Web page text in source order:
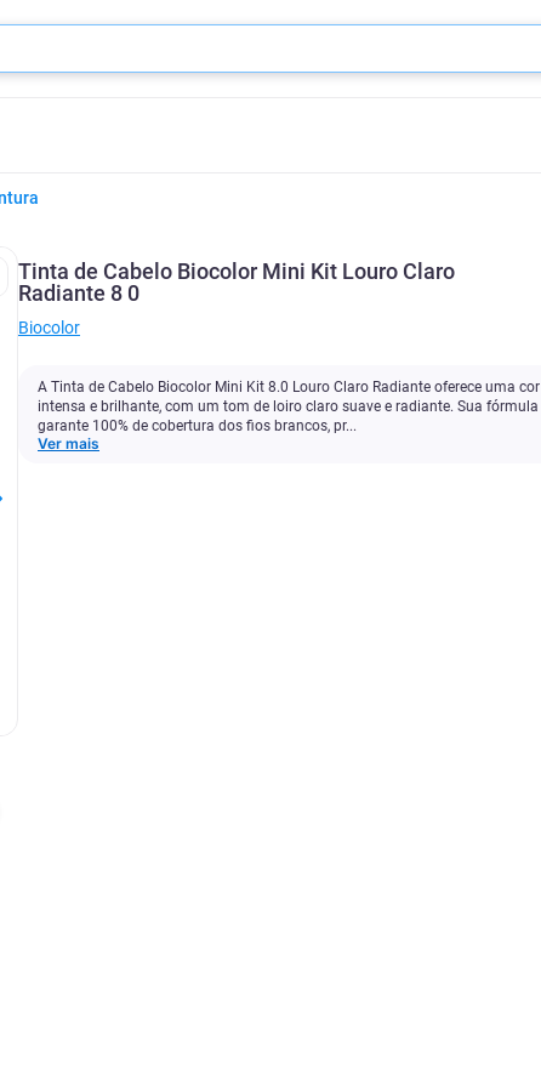
Tinta de Cabelo Biocolor Mini Kit Louro Claro
Radiante 8 0
Biocolor
A Tinta de Cabelo Biocolor Mini Kit 8.0 Louro Claro Radiante oferece uma cor
intensa e brilhante, com um tom de loiro claro suave e radiante. Sua fórmula
garante 100% de cobertura dos fios brancos, pr...
Ver mais